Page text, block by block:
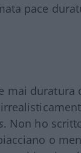
pace
mai
. Non ho
o